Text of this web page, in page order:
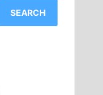
SEARCH